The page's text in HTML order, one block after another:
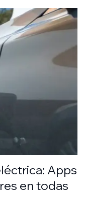
Apps
en todas